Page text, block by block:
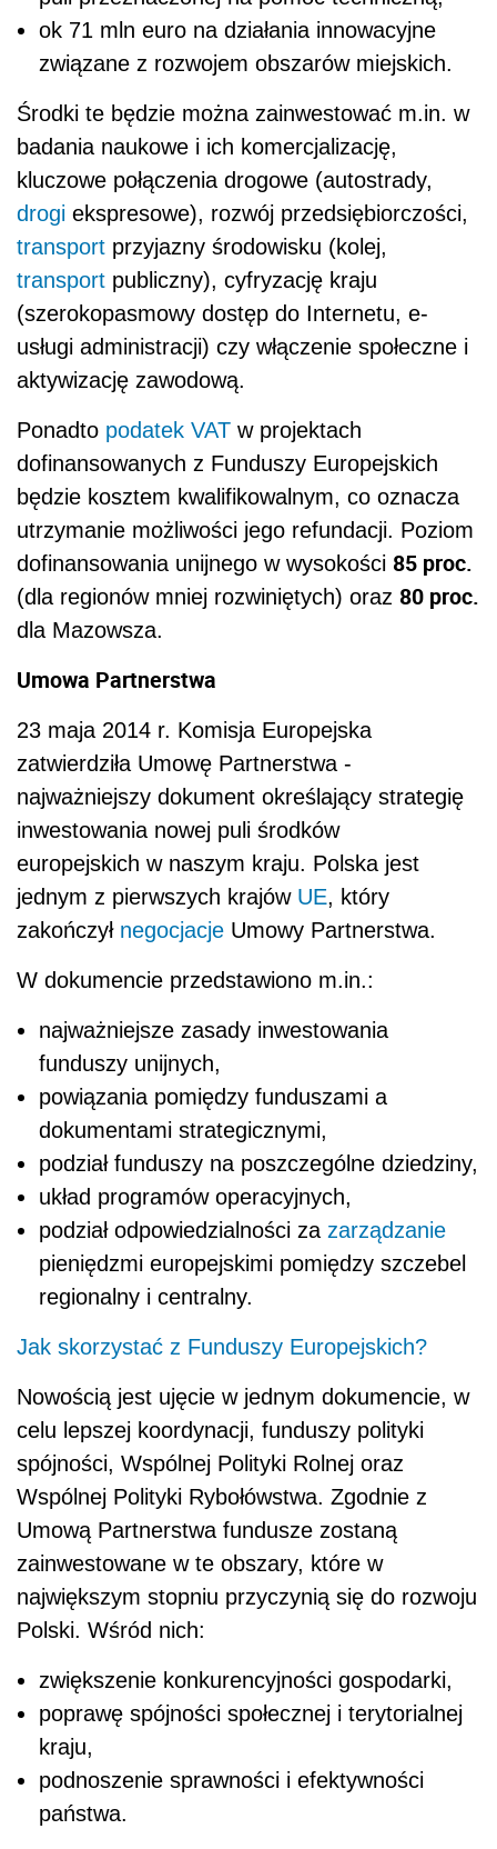
ok 71 mln euro na działania innowacyjne
związane z rozwojem obszarów miejskich.
Środki te będzie można zainwestować m.in. w
badania naukowe i ich komercjalizację,
kluczowe połączenia drogowe (autostrady,
drogi ekspresowe), rozwój przedsiębiorczości,
transport przyjazny środowisku (kolej,
transport publiczny), cyfryzację kraju
(szerokopasmowy dostęp do Internetu, e-
usługi administracji) czy włączenie społeczne i
aktywizację zawodową.
Ponadto podatek VAT w projektach
dofinansowanych z Funduszy Europejskich
będzie kosztem kwalifikowalnym, co oznacza
utrzymanie możliwości jego refundacji. Poziom
dofinansowania unijnego w wysokości 85 proc.
(dla regionów mniej rozwiniętych) oraz 80 proc.
dla Mazowsza.
Umowa Partnerstwa
23 maja 2014 r. Komisja Europejska
zatwierdziła Umowę Partnerstwa -
najważniejszy dokument określający strategię
inwestowania nowej puli środków
europejskich w naszym kraju. Polska jest
jednym z pierwszych krajów UE, który
zakończył negocjacje Umowy Partnerstwa.
W dokumencie przedstawiono m.in.:
najważniejsze zasady inwestowania
funduszy unijnych,
powiązania pomiędzy funduszami a
dokumentami strategicznymi,
podział funduszy na poszczególne dziedziny,
układ programów operacyjnych,
podział odpowiedzialności za zarządzanie
pieniędzmi europejskimi pomiędzy szczebel
regionalny i centralny.
Jak skorzystać z Funduszy Europejskich?
Nowością jest ujęcie w jednym dokumencie, w
celu lepszej koordynacji, funduszy polityki
spójności, Wspólnej Polityki Rolnej oraz
Wspólnej Polityki Rybołówstwa. Zgodnie z
Umową Partnerstwa fundusze zostaną
zainwestowane w te obszary, które w
największym stopniu przyczynią się do rozwoju
Polski. Wśród nich:
zwiększenie konkurencyjności gospodarki,
poprawę spójności społecznej i terytorialnej
kraju,
podnoszenie sprawności i efektywności
państwa.